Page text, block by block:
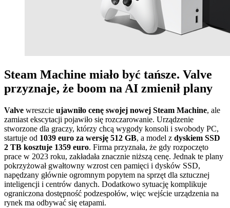
Steam Machine miało być tańsze. Valve
przyznaje, że boom na AI zmienił plany
Valve wreszcie ujawniło cenę swojej nowej Steam Machine, ale
zamiast ekscytacji pojawiło się rozczarowanie. Urządzenie
stworzone dla graczy, którzy chcą wygody konsoli i swobody PC,
startuje od 1039 euro za wersję 512 GB, a model z dyskiem SSD
2 TB kosztuje 1359 euro. Firma przyznała, że gdy rozpoczęto
prace w 2023 roku, zakładała znacznie niższą cenę. Jednak te plany
pokrzyżował gwałtowny wzrost cen pamięci i dysków SSD,
napędzany głównie ogromnym popytem na sprzęt dla sztucznej
inteligencji i centrów danych. Dodatkowo sytuację komplikuje
ograniczona dostępność podzespołów, więc wejście urządzenia na
rynek ma odbywać się etapami.